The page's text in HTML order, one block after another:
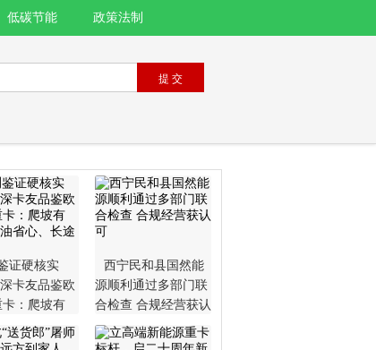
低碳节能 政策法制
证硬核实
卡友品鉴欧
卡：爬坡有
省心、长途
西宁民和县国然能
源顺利通过多部门联
合检查 合规经营获认
可